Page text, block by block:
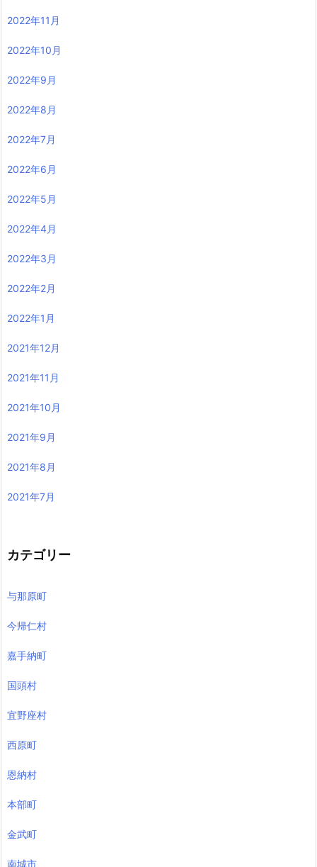
2022年11月
2022年10月
2022年9月
2022年8月
2022年7月
2022年6月
2022年5月
2022年4月
2022年3月
2022年2月
2022年1月
2021年12月
2021年11月
2021年10月
2021年9月
2021年8月
2021年7月
カテゴリー
与那原町
今帰仁村
嘉手納町
国頭村
宜野座村
西原町
恩納村
本部町
金武町
南城市